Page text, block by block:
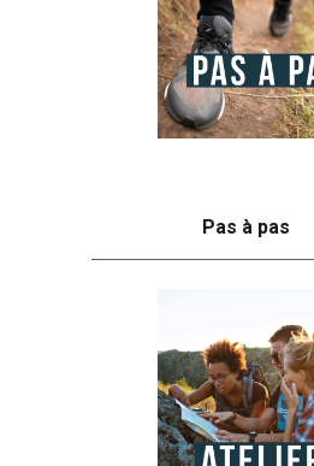
Pas à pas